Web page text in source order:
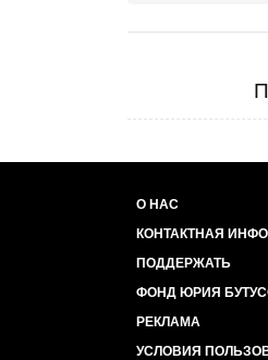
О НАС
КОНТАКТНАЯ
ПОДДЕРЖАТЬ
ФОНД ЮРИЯ
РЕКЛАМА
УСЛОВИЯ